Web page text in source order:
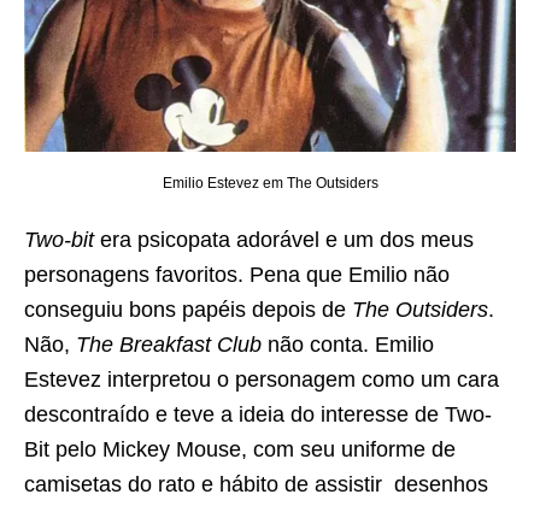
Emilio Estevez em The Outsiders
Two-bitera psicopata adorável e um dos meus
personagens favoritos. Pena que Emilio não
conseguiu bons papéis depois de The Outsiders.
Não, The Breakfast Club não conta. Emilio
Estevez interpretou o personagem como um cara
descontraído e teve a ideia do interesse de Two-
Bit pelo Mickey Mouse, com seu uniforme de
camisetas do rato e hábito de assistir desenhos